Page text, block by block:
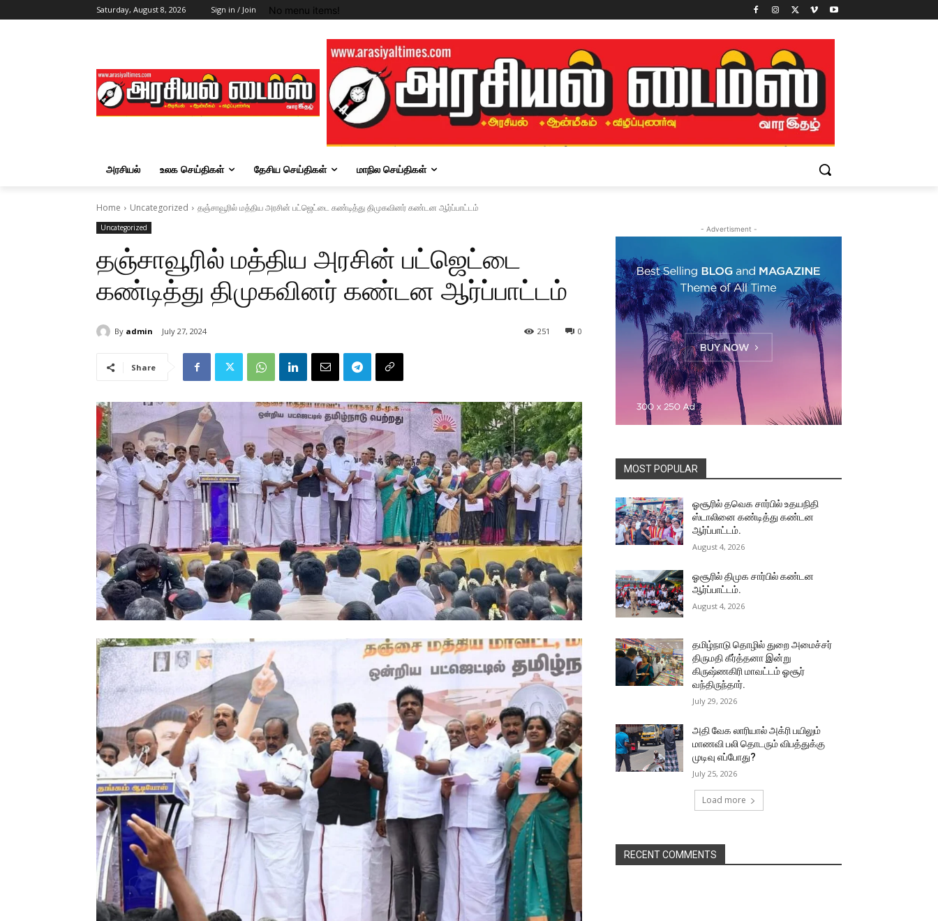
Saturday, August 8, 2026 Sign in / Join No menu items!
அரசியல் உலக செய்திகள் தேசிய செய்திகள் மாநில செய்திகள்
Home Uncategorized தஞ்சாவூரில் மத்திய அரசின் பட்ஜெட்டை கண்டித்து திமுகவினர் கண்டன ஆர்ப்பாட்டம்
Uncategorized
தஞ்சாவூரில் மத்திய அரசின் பட்ஜெட்டை
கண்டித்து திமுகவினர் கண்டன ஆர்ப்பாட்டம்
By admin July 27, 2024 0
251
Share
- Advertisment -
MOST POPULAR
ஓசூரில் தவெக சார்பில் உதயநிதி
ஸ்டாலினை கண்டித்து கண்டன
ஆர்ப்பாட்டம்.
August 4, 2026
ஓசூரில் திமுக சார்பில் கண்டன
ஆர்ப்பாட்டம்.
August 4, 2026
தமிழ்நாடு தொழில் துறை அமைச்சர்
திருமதி கீர்த்தனா இன்று
கிருஷ்ணகிரி மாவட்டம் ஓசூர்
வந்திருந்தார்.
July 29, 2026
அதி வேக லாரியால் அக்ரி பயிலும்
மாணவி பலி தொடரும் விபத்துக்கு
முடிவு எப்போது?
July 25, 2026
Load more
RECENT COMMENTS